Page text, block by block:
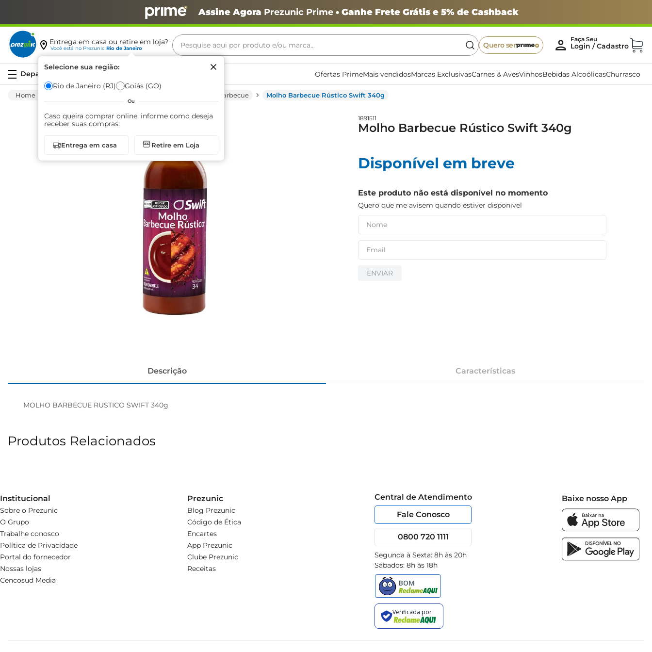
Assine Agora Prezunic Prime• Ganhe Frete Grátis e 5% de Cashback
Entrega em casa ou retire em loja?
Você está no Prezunic Rio de Janeiro
Selecione sua região:
Rio de Janeiro (RJ) Goiás (GO)
Ou
Caso queira comprar online, informe como deseja
receber suas compras:
Entrega em casa Retire em Loja
Pesquise aqui por produto e/ou marca...
Quero ser
Ofertas PrimeMais vendidosMarcas ExclusivasCarnes & AvesVinhosBebidas AlcoólicasChurrasco
Molho Barbecue Molho Barbecue Rústico Swift 340g
1891511
Molho Barbecue Rústico Swift 340g
Disponível em breve
Este produto não está disponível no momento
Quero que me avisem quando estiver disponível
ENVIAR
Descrição Características
MOLHO BARBECUE RUSTICO SWIFT 340g
Produtos Relacionados
Institucional
Sobre o Prezunic
O Grupo
Trabalhe conosco
Política de Privacidade
Portal do fornecedor
Nossas lojas
Cencosud Media
Prezunic
Blog Prezunic
Código de Ética
Encartes
App Prezunic
Clube Prezunic
Receitas
Central de Atendimento
Fale Conosco
0800 720 1111
Segunda à Sexta: 8h às 20h
Sábados: 8h às 18h
Baixe nosso App
Termos mais buscados
café
arroz
azeite
biscoito
cerveja
iogurte
papel higiênico